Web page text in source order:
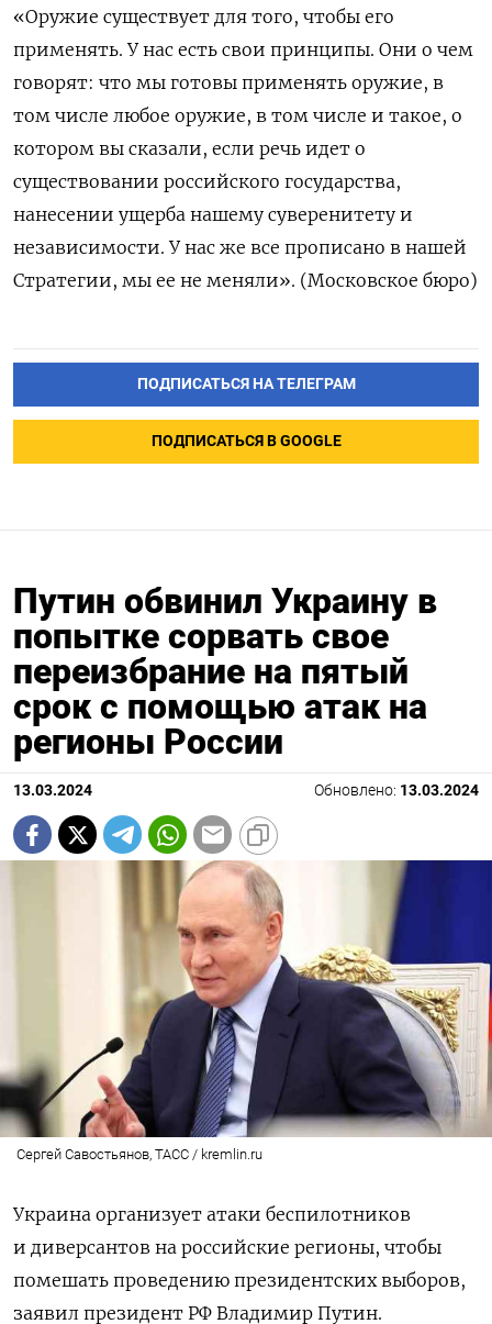
«Оружие существует для того, чтобы его
применять​​​. У нас есть свои принципы. Они о чем
говорят: что мы готовы применять оружие, в
том числе любое оружие, в том числе и такое, о
котором вы сказали, если речь идет о
существовании российского государства,
нанесении ущерба нашему суверенитету и
независимости. У нас же все прописано в нашей
Стратегии, мы ее не меняли». (Московское бюро)
ПОДПИСАТЬСЯ НА ТЕЛЕГРАМ
ПОДПИСАТЬСЯ В GOOGLE
Путин обвинил Украину в
попытке сорвать свое
переизбрание на пятый
срок с помощью атак на
регионы России
13.03.2024 Обновлено: 13.03.2024
Сергей Савостьянов, ТАСС / kremlin.ru
Украина организует атаки беспилотников
и диверсантов на российские регионы, чтобы
помешать проведению президентских выборов,
заявил президент РФ Владимир Путин.